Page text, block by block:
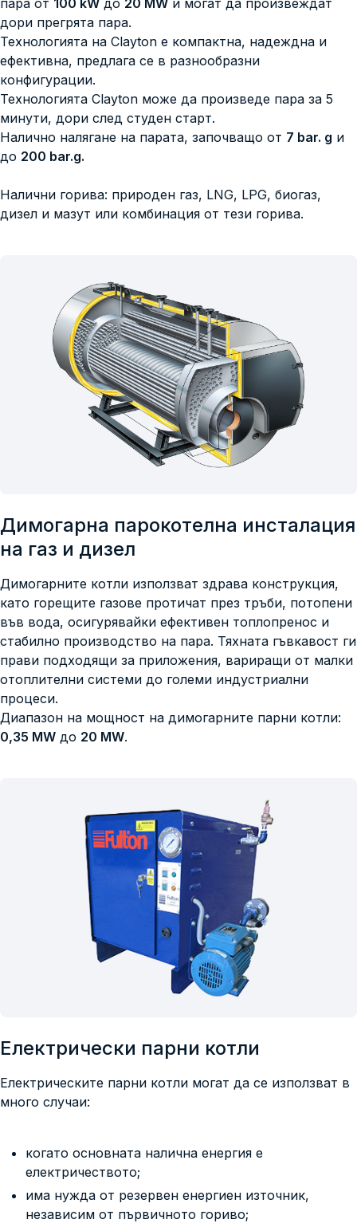
дори прегрята пара.
Технологията на Clayton е компактна, надеждна и
ефективна, предлага се в разнообразни
конфигурации.
Технологията Clayton може да произведе пара за 5
минути, дори след студен старт.
Налично налягане на парата, започващо от 7 bar. g и
до 200 bar.g.
Налични горива: природен газ, LNG, LPG, биогаз,
дизел и мазут или комбинация от тези горива.
Димогарна парокотелна инсталация
на газ и дизел
Димогарните котли използват здрава конструкция,
като горещите газове протичат през тръби, потопени
във вода, осигурявайки ефективен топлопренос и
стабилно производство на пара. Тяхната гъвкавост ги
прави подходящи за приложения, вариращи от малки
отоплителни системи до големи индустриални
процеси.
Диапазон на мощност на димогарните парни котли:
0,35 MW до 20 MW.
Електрически парни котли
Електрическите парни котли могат да се използват в
много случаи:
когато основната налична енергия е
електричеството;
има нужда от резервен енергиен източник,
независим от първичното гориво;